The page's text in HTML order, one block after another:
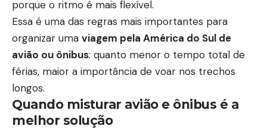
porque o ritmo é mais flexível.
Essa é uma das regras mais importantes para
organizar uma viagem pela América do Sul de
avião ou ônibus: quanto menor o tempo total de
férias, maior a importância de voar nos trechos
longos.
Quando misturar avião e ônibus é a
melhor solução